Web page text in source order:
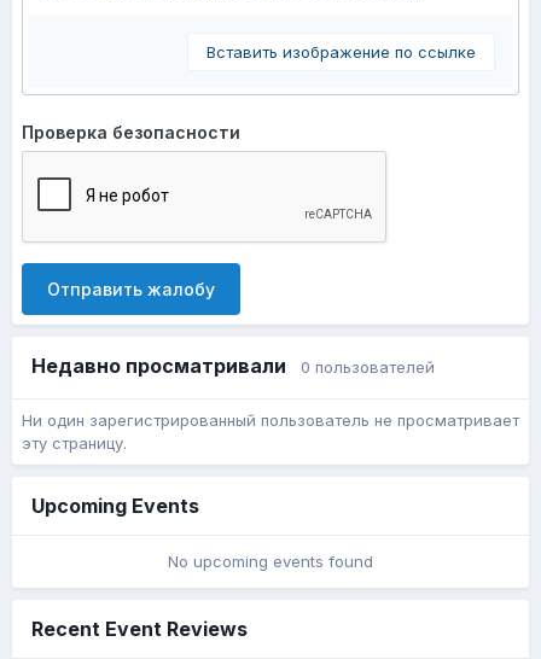
Вставить изображение по ссылке
Проверка безопасности
Отправить жалобу
Недавно просматривали 0 пользователей
Ни один зарегистрированный пользователь не просматривает
эту страницу.
Upcoming Events
No upcoming events found
Recent Event Reviews